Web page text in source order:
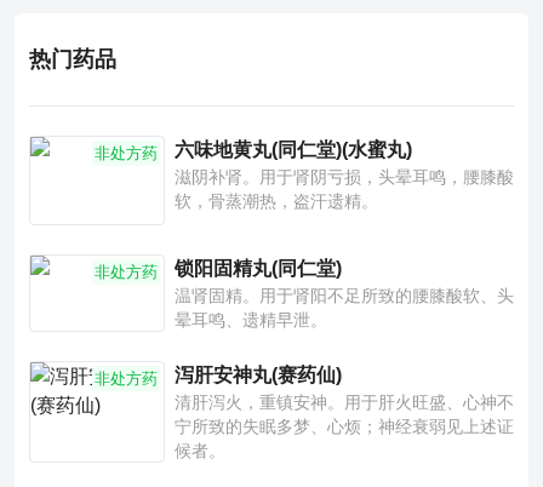
热门药品
非处方药 六味地黄丸(同仁堂)(水蜜丸)
滋阴补肾。用于肾阴亏损，头晕耳鸣，腰膝酸
软，骨蒸潮热，盗汗遗精。
非处方药 锁阳固精丸(同仁堂)
温肾固精。用于肾阳不足所致的腰膝酸软、头
晕耳鸣、遗精早泄。
非处方药 泻肝安神丸(赛药仙)
清肝泻火，重镇安神。用于肝火旺盛、心神不
宁所致的失眠多梦、心烦；神经衰弱见上述证
候者。